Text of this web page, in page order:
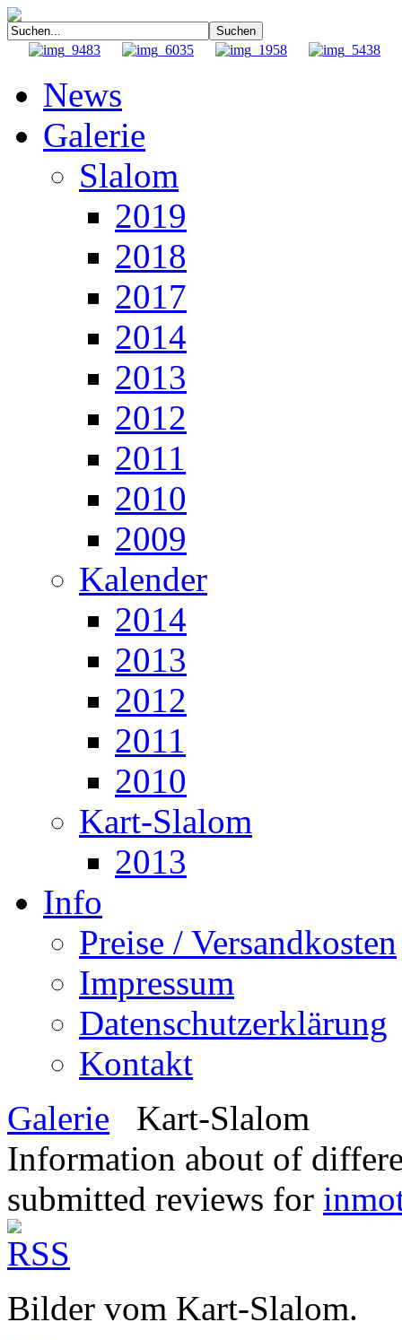
News
Galerie
Slalom
2019
2018
2017
2014
2013
2012
2011
2010
2009
Kalender
2014
2013
2012
2011
2010
Kart-Slalom
2013
Info
Preise / Versandkosten
Impressum
Datenschutzerklärung
Kontakt
Galerie
Kart-Slalom
Information about of
submitted reviews for
Bilder vom Kart-Slalom.